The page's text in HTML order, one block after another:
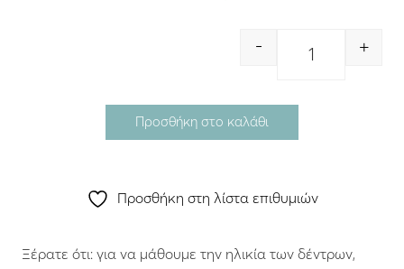
Quantity
- +
Προσθήκη στο καλάθι
Προσθήκη στη λίστα επιθυμιών
Ξέρατε ότι: για να μάθουμε την ηλικία των δέντρων,